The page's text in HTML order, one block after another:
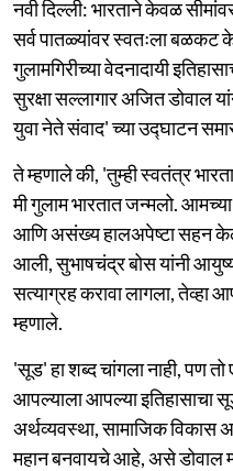
नवी दिल्ली: भारताने केवळ
सर्व पातळ्यांवर स्वतःला
गुलामगिरीच्या वेदनादायी
सुरक्षा सल्लागार अजित डोवाल
युवा नेते संवाद' च्या उद्घाटन
ते म्हणाले की, 'तुम्ही स्वतंत्र
मी गुलाम भारतात जन्मलो. आमच्या
आणि असंख्य हालअपेष्टा सहन
आली, सुभाषचंद्र बोस यांनी
सत्याग्रह करावा लागला, तेव्हा
म्हणाले.
'सूड' हा शब्द चांगला नाही, पण
आपल्याला आपल्या इतिहासाचा
अर्थव्यवस्था, सामाजिक विकास
महान बनवायचे आहे, असे डोवाल